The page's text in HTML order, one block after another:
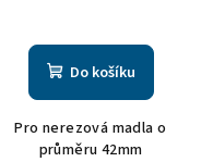
Do košíku
Pro nerezová madla o
průměru 42mm